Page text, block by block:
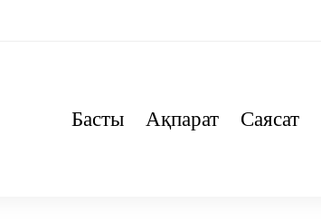
Басты Ақпарат Саясат